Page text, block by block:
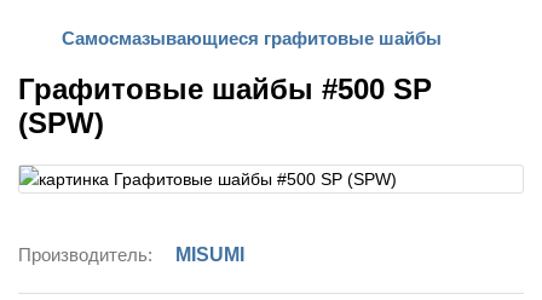
Самосмазывающиеся графитовые шайбы
Графитовые шайбы #500 SP
(SPW)
Производитель: MISUMI